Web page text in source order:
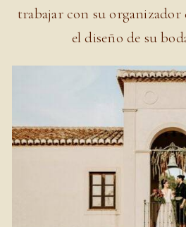
trabajar con su organizador
el diseño de su